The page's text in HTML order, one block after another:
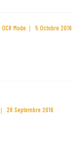
OCR Mode
5 Octobre 2016
28 Septembre 2016